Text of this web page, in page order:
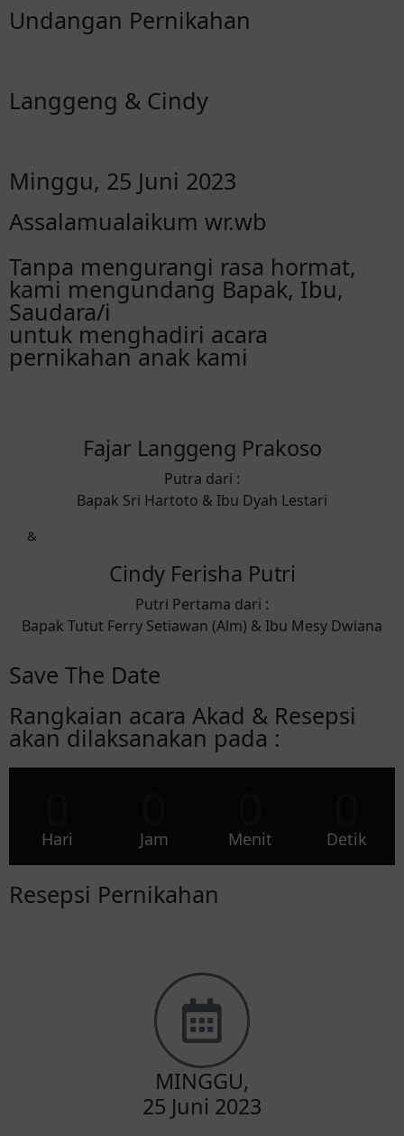
Undangan Pernikahan
Langgeng & Cindy
Minggu, 25 Juni 2023
Assalamualaikum wr.wb
Tanpa mengurangi rasa hormat,
kami mengundang Bapak, Ibu,
Saudara/i
untuk menghadiri acara
pernikahan anak kami
Fajar Langgeng Prakoso
Putra dari :
Bapak Sri Hartoto & Ibu Dyah Lestari
&
Cindy Ferisha Putri
Putri Pertama dari :
Bapak Tutut Ferry Setiawan (Alm) & Ibu Mesy Dwiana
Save The Date
Rangkaian acara Akad & Resepsi
akan dilaksanakan pada :
Hari Jam Menit Detik
Resepsi Pernikahan
MINGGU,
25 Juni 2023